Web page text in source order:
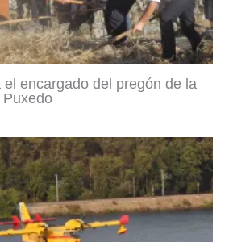
encargado del pregón de la